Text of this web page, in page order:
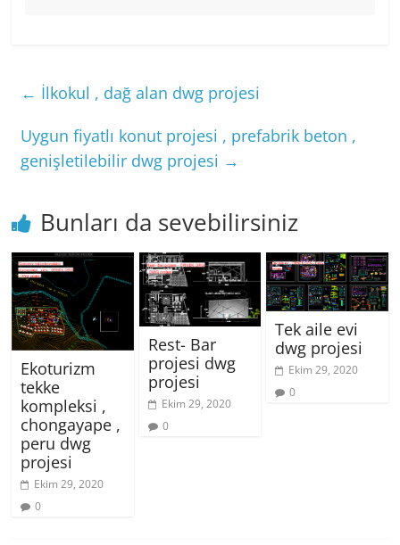
← İlkokul , dağ alan dwg projesi
Uygun fiyatlı konut projesi , prefabrik beton ,
genişletilebilir dwg projesi →
Bunları da sevebilirsiniz
Ekoturizm
tekke
kompleksi ,
chongayape ,
peru dwg
projesi
Ekim 29, 2020
0
Rest- Bar
projesi dwg
projesi
Ekim 29, 2020
0
Tek aile evi
dwg projesi
Ekim 29, 2020
0